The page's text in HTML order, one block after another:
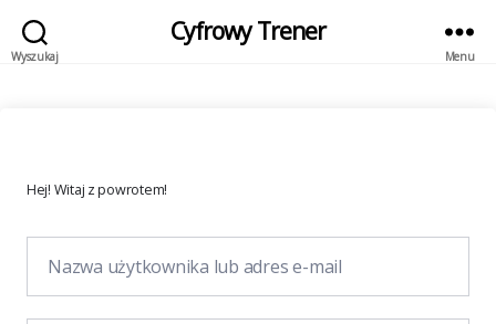
Wyszukaj
Cyfrowy Trener
Menu
Hej! Witaj z powrotem!